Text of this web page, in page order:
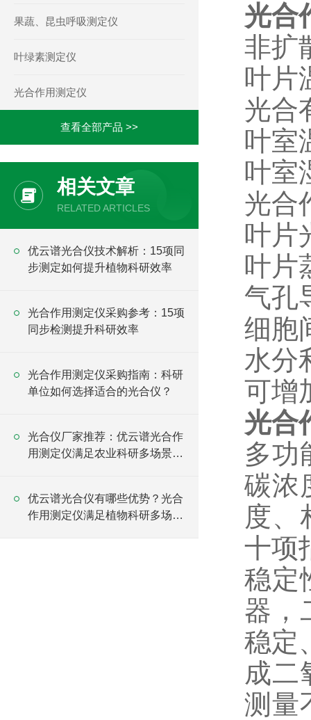
光合
非扩
叶片
光合
叶室
叶室
光合
叶片
叶片
气孔
细胞
水分
可增
光合
多功
碳浓
度、
十项
稳定
器，
稳定
成二
测量
果蔬、昆虫呼吸测定仪
叶绿素测定仪
光合作用测定仪
查看全部产品 >>
相关文章
RELATED ARTICLES
优云谱光合仪技术解析：15项同
步测定如何提升植物科研效率
光合作用测定仪采购参考：15项
同步检测提升科研效率
光合作用测定仪采购指南：科研
单位如何选择适合的光合仪？
光合仪厂家推荐：优云谱光合作
用测定仪满足农业科研多场景应
优云谱光合仪有哪些优势？光合
作用测定仪满足植物科研多场景